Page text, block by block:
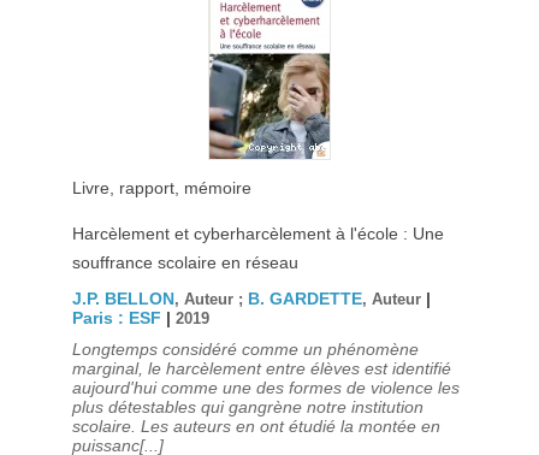
Livre, rapport, mémoire
Harcèlement et cyberharcèlement à l'école : Une
souffrance scolaire en réseau
J.P. BELLON, Auteur ; B. GARDETTE, Auteur |
Paris : ESF | 2019
Longtemps considéré comme un phénomène
marginal, le harcèlement entre élèves est identifié
aujourd'hui comme une des formes de violence les
plus détestables qui gangrène notre institution
scolaire. Les auteurs en ont étudié la montée en
puissanc[...]